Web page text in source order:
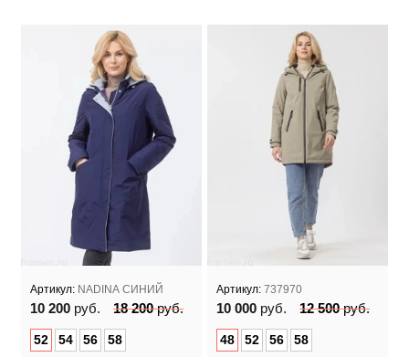
Артикул: NADINA СИНИЙ
10 200 руб. 18 200руб.
52 54 56 58
Артикул: 737970
10 000 руб. 12 500руб.
48 52 56 58